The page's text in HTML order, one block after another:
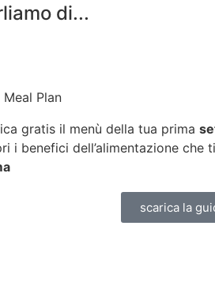
di...
Meal Plan
gratis il menù della tua prima
i benefici dell’alimentazione che
scarica la